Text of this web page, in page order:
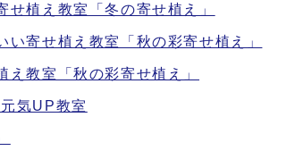
植え教室「冬の寄せ植え」
寄せ植え教室「秋の彩寄せ植え」
教室「秋の彩寄せ植え」
気UP教室